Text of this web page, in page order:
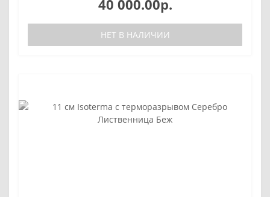
40 000.00р.
НЕТ В НАЛИЧИИ